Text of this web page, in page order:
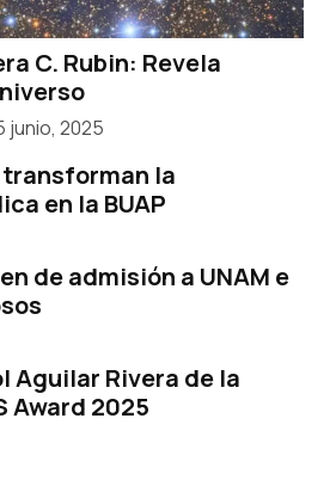
C. Rubin: Revela
junio, 2025
la
en la BUAP
de admisión a UNAM e
Aguilar Rivera de la
Award 2025